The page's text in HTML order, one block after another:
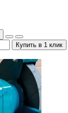
Купить в 1 клик